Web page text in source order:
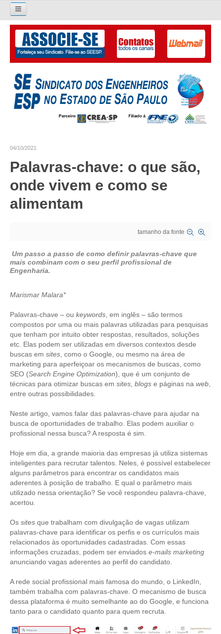
Pesquisar...
O SINDICATO
APRESENTAÇÃO
PALAVRA DO PRESIDENTE
SUBSEDES SINDICAIS
GALERIA EX-PRESIDENTES
CONSELHO TECNOLÓGICO
COMPOSIÇÃO
CONSELHOS ASSESSORES
PERSONALIDADES DA TECNOLOGIA
NÚCLEO DA MULHER ENGENHEIRA
TRANSPARÊNCIA
CONSULTORIA
CONTRIBUIÇÕES
CONTRIBUIÇÃO ASSISTENCIAL
CONTRIBUIÇÃO ASSOCIATIVA OU ANUIDADE DE SÓCIO
CONTRIBUIÇÃO SINDICAL URBANA
REVISÃO DE APOSENTADORIA
FGTS EXPURGOS
FGTS CORREÇÃO
LEGISLAÇÃO
04/10/2021
Palavras-chave: o que são,
onde vivem e como se
alimentam
tamanho da fonte
Um passo a passo de como definir palavras-chave que
mais combinam com o seu perfil profissional de
Engenharia.
Marismar Malara*
Palavras-chave – ou keywords, em inglês – são termos
compostos por uma ou mais palavras utilizadas para pesquisas
que tenham por intuito obter respostas, resultados, soluções
etc. Elas podem ser utilizadas em diversos contextos desde
buscas em sites, como o Google, ou mesmo na área de
marketing para aperfeiçoar os mecanismos de buscas, como
SEO (Search Engine Optimization), que é um conjunto de
técnicas para otimizar buscas em sites, blogs e páginas na web,
entre outras possibilidades.
Neste artigo, vamos falar das palavras-chave para ajudar na
busca de oportunidades de trabalho. Elas podem auxiliar o
profissional nessa busca? A resposta é sim.
Hoje em dia, a grande maioria das empresas já utiliza sistemas
inteligentes para recrutar talentos. Neles, é possível estabelecer
alguns parâmetros para encontrar os candidatos mais
aderentes à posição de trabalho. E qual o parâmetro mais
utilizado nessa orientação? Se você respondeu palavra-chave,
acertou.
Os sites que trabalham com divulgação de vagas utilizam
palavras-chave para identificar os perfis e os currículos mais
relacionados às oportunidades cadastradas. Com essas
informações cruzadas, podem ser enviados e-mails marketing
anunciando vagas aderentes ao perfil do candidato.
A rede social profissional mais famosa do mundo, o LinkedIn,
também trabalha com palavras-chave. O mecanismo de busca
dessa plataforma é muito semelhante ao do Google, e funciona
tanto para o candidato quanto para quem recruta.